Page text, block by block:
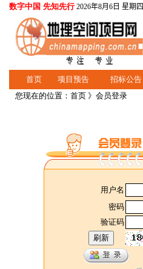
数字中国 先知先行 2026年8月6日 星期四
首页 项目预告 招标公告
您现在的位置： 首页 》会员登录
用户名
密码
验证码